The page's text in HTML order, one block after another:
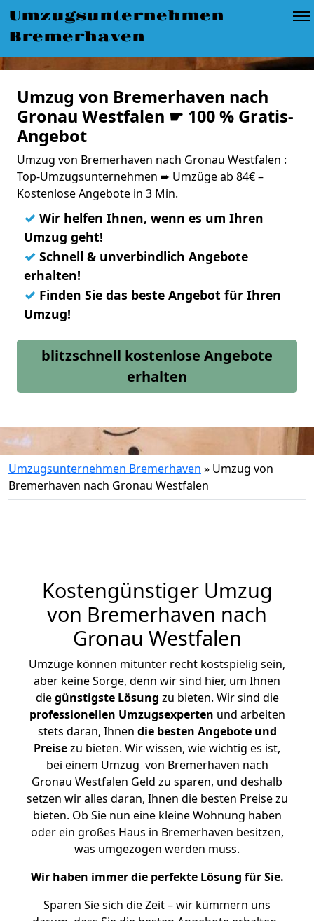
Umzugsunternehmen
Bremerhaven
Umzug von Bremerhaven nach
Gronau Westfalen ☛ 100 % Gratis-
Angebot
Umzug von Bremerhaven nach Gronau Westfalen :
Top-Umzugsunternehmen ➨ Umzüge ab 84€ –
Kostenlose Angebote in 3 Min.
✓ Wir helfen Ihnen, wenn es um Ihren
Umzug geht!
✓ Schnell & unverbindlich Angebote
erhalten!
✓ Finden Sie das beste Angebot für Ihren
Umzug!
blitzschnell kostenlose Angebote
erhalten
Umzugsunternehmen Bremerhaven » Umzug von
Bremerhaven nach Gronau Westfalen
Kostengünstiger Umzug
von Bremerhaven nach
Gronau Westfalen
Umzüge können mitunter recht kostspielig sein,
aber keine Sorge, denn wir sind hier, um Ihnen
diegünstigste Lösung zu bieten. Wir sind die
professionellen Umzugsexperten und arbeiten
stets daran, Ihnen die besten Angebote und
Preisezu bieten. Wir wissen, wie wichtig es ist,
bei einem Umzug von Bremerhaven nach
Gronau Westfalen Geld zu sparen, und deshalb
setzen wir alles daran, Ihnen die besten Preise zu
bieten. Ob Sie nun eine kleine Wohnung haben
oder ein großes Haus in Bremerhaven besitzen,
was umgezogen werden muss.
Wir haben immer die perfekte Lösung für Sie.
Sparen Sie sich die Zeit – wir kümmern uns